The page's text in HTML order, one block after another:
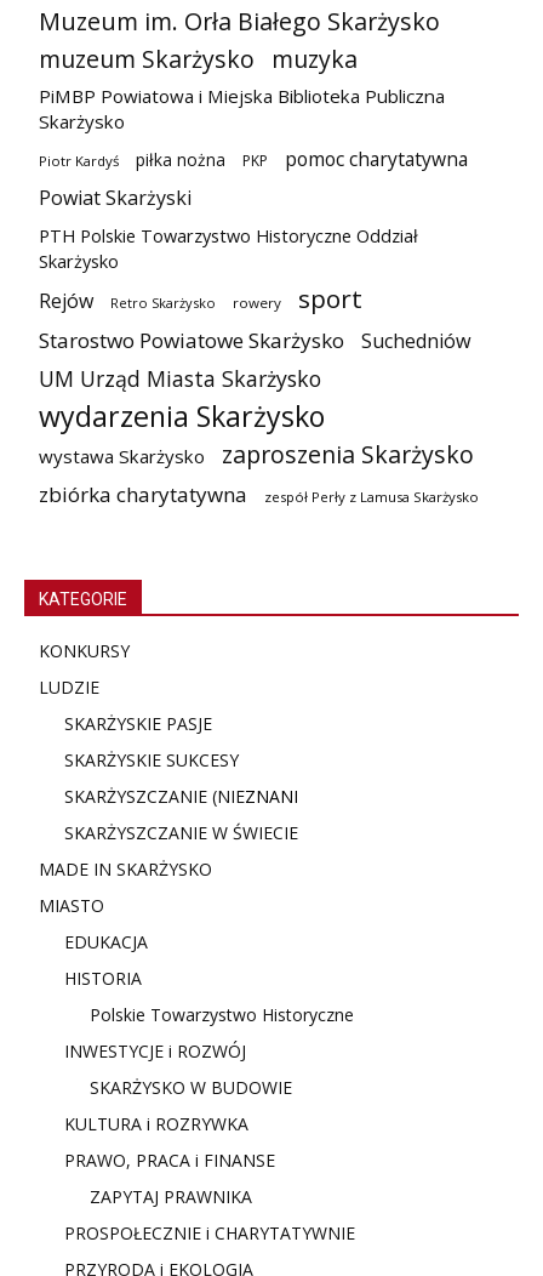
Muzeum im. Orła Białego Skarżysko
muzeum Skarżysko
muzyka
PiMBP Powiatowa i Miejska Biblioteka Publiczna
Skarżysko
Piotr Kardyś piłka nożna PKP
pomoc charytatywna
Powiat Skarżyski
PTH Polskie Towarzystwo Historyczne Oddział
Skarżysko
Rejów Retro Skarżysko rowery sport
Starostwo Powiatowe Skarżysko Suchedniów
UM Urząd Miasta Skarżysko
wydarzenia Skarżysko
wystawa Skarżysko zaproszenia Skarżysko
zbiórka charytatywna zespół Perły z Lamusa Skarżysko
KATEGORIE
KONKURSY
LUDZIE
SKARŻYSKIE PASJE
SKARŻYSKIE SUKCESY
SKARŻYSZCZANIE (NIEZNANI
SKARŻYSZCZANIE W ŚWIECIE
MADE IN SKARŻYSKO
MIASTO
EDUKACJA
HISTORIA
Polskie Towarzystwo Historyczne
INWESTYCJE i ROZWÓJ
SKARŻYSKO W BUDOWIE
KULTURA i ROZRYWKA
PRAWO, PRACA i FINANSE
ZAPYTAJ PRAWNIKA
PROSPOŁECZNIE i CHARYTATYWNIE
PRZYRODA i EKOLOGIA